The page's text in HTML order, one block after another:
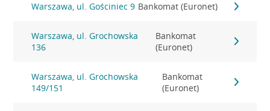
Warszawa, ul. Gościniec 9 Bankomat (Euronet)
Warszawa, ul. Grochowska
136
Bankomat
(Euronet)
Warszawa, ul. Grochowska
149/151
Bankomat
(Euronet)